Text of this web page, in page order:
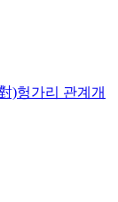
)헝가리 관계개